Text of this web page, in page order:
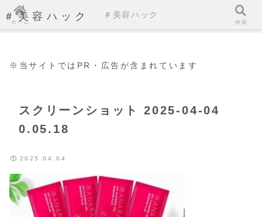
＃美容ハック
※当サイトではPR・広告が含まれています
スクリーンショット 2025-04-04
0.05.18
2025.04.04
ホーム
＃美容ハック
検索